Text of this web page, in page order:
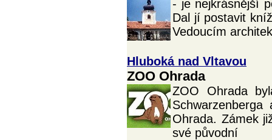
- je nejkrásnější
Dal jí postavit
Vedoucím
Hluboká nad Vltavou
ZOO Ohrada
ZOO Ohrada
Ohrada. Zámek
své původní